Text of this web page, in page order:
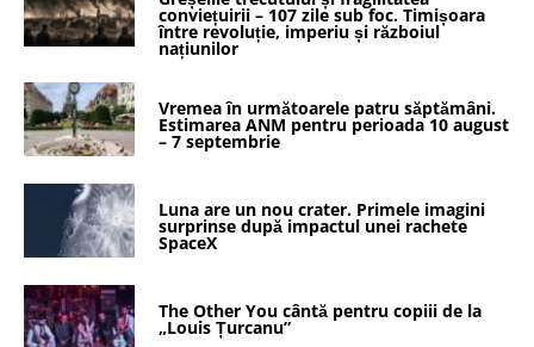
conviețuirii – 107 zile sub foc. Timișoara
între revoluție, imperiu și războiul
națiunilor
Vremea în următoarele patru săptămâni.
Estimarea ANM pentru perioada 10 august
– 7 septembrie
Luna are un nou crater. Primele imagini
surprinse după impactul unei rachete
SpaceX
The Other You cântă pentru copiii de la
„Louis Țurcanu”